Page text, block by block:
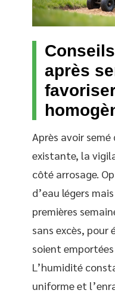
après
Après avoir
existante, la
côté arrosage.
d’eau légers
premières
sans excès, pour
soient
L’humidité
uniforme et